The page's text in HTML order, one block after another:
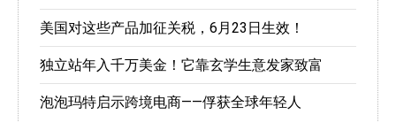
美国对这些产品加征关税，6月23日生效！
独立站年入千万美金！它靠玄学生意发家致富
泡泡玛特启示跨境电商——俘获全球年轻人